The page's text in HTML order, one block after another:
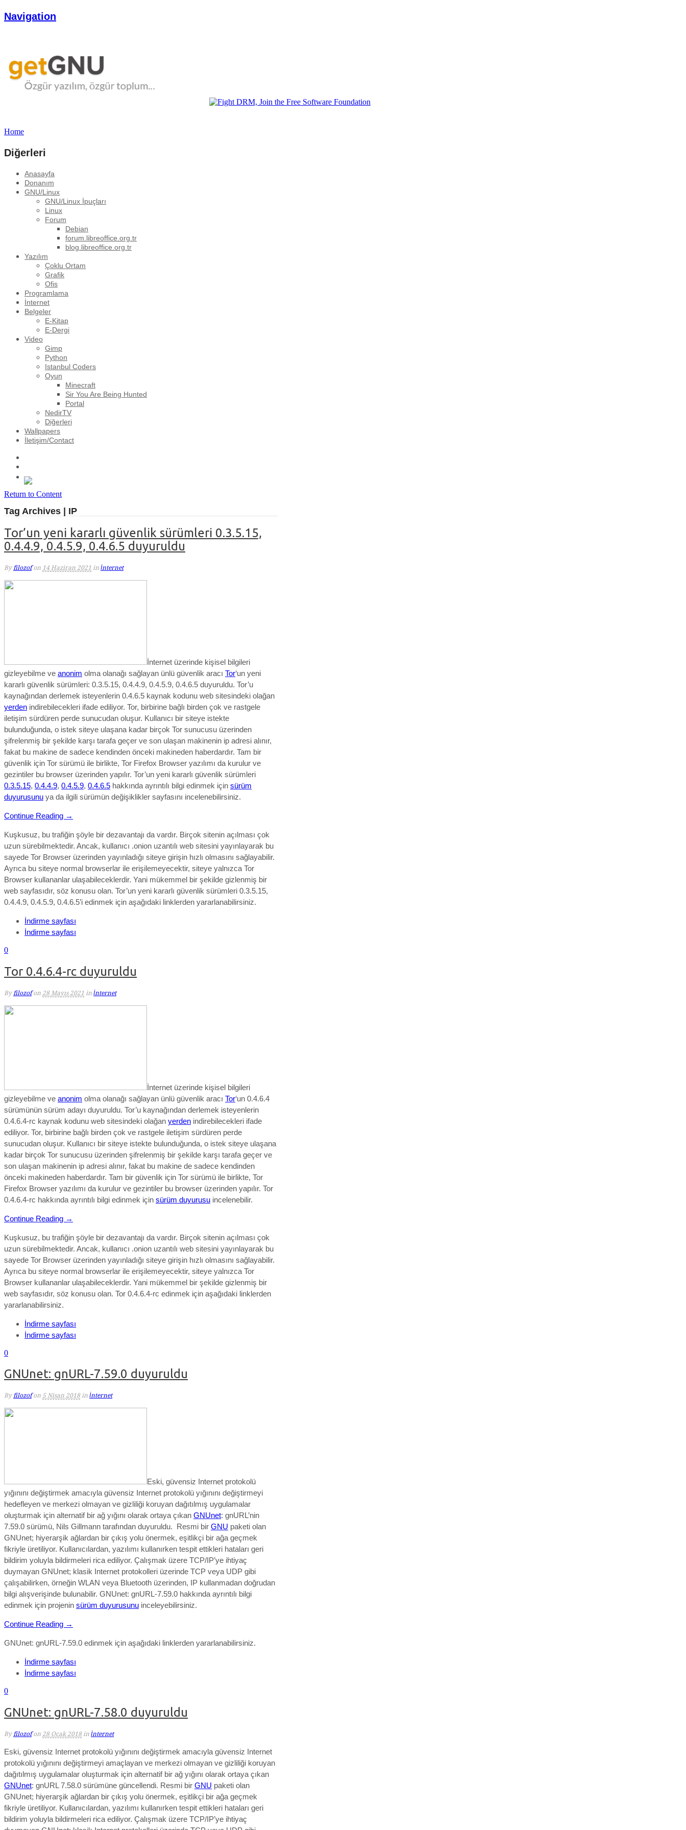
Navigation
Home
Diğerleri
Anasayfa
Donanım
GNU/Linux
GNU/Linux İpuçları
Linux
Forum
Debian
forum.libreoffice.org.tr
blog.libreoffice.org.tr
Yazılım
Çoklu Ortam
Grafik
Ofis
Programlama
İnternet
Belgeler
E-Kitap
E-Dergi
Video
Gimp
Python
Istanbul Coders
Oyun
Minecraft
Sir You Are Being Hunted
Portal
NedirTV
Diğerleri
Wallpapers
İletişim/Contact
Return to Content
Tag Archives | IP
Tor’un yeni kararlı güvenlik sürümleri 0.3.5.15,
0.4.4.9, 0.4.5.9, 0.4.6.5 duyuruldu
By filozof on 14 Haziran 2021 in İnternet
İnternet üzerinde kişisel bilgileri
gizleyebilme ve anonim olma olanağı sağlayan ünlü güvenlik aracı Tor‘un yeni
kararlı güvenlik sürümleri: 0.3.5.15, 0.4.4.9, 0.4.5.9, 0.4.6.5 duyuruldu. Tor’u
kaynağından derlemek isteyenlerin 0.4.6.5 kaynak kodunu web sitesindeki olağan
yerden indirebilecekleri ifade ediliyor. Tor, birbirine bağlı birden çok ve rastgele
iletişim sürdüren perde sunucudan oluşur. Kullanıcı bir siteye istekte
bulunduğunda, o istek siteye ulaşana kadar birçok Tor sunucusu üzerinden
şifrelenmiş bir şekilde karşı tarafa geçer ve son ulaşan makinenin ip adresi alınır,
fakat bu makine de sadece kendinden önceki makineden haberdardır. Tam bir
güvenlik için Tor sürümü ile birlikte, Tor Firefox Browser yazılımı da kurulur ve
gezintiler bu browser üzerinden yapılır. Tor’un yeni kararlı güvenlik sürümleri
0.3.5.15, 0.4.4.9, 0.4.5.9, 0.4.6.5 hakkında ayrıntılı bilgi edinmek için sürüm
duyurusunu ya da ilgili sürümün değişiklikler sayfasını incelenebilirsiniz.
Continue Reading →
Kuşkusuz, bu trafiğin şöyle bir dezavantajı da vardır. Birçok sitenin açılması çok
uzun sürebilmektedir. Ancak, kullanıcı .onion uzantılı web sitesini yayınlayarak bu
sayede Tor Browser üzerinden yayınladığı siteye girişin hızlı olmasını sağlayabilir.
Ayrıca bu siteye normal browserlar ile erişilemeyecektir, siteye yalnızca Tor
Browser kullananlar ulaşabileceklerdir. Yani mükemmel bir şekilde gizlenmiş bir
web sayfasıdır, söz konusu olan. Tor’un yeni kararlı güvenlik sürümleri 0.3.5.15,
0.4.4.9, 0.4.5.9, 0.4.6.5’i edinmek için aşağıdaki linklerden yararlanabilirsiniz.
İndirme sayfası
İndirme sayfası
0
Tor 0.4.6.4-rc duyuruldu
By filozof on 28 Mayıs 2021 in İnternet
İnternet üzerinde kişisel bilgileri
gizleyebilme ve anonim olma olanağı sağlayan ünlü güvenlik aracı Tor‘un 0.4.6.4
sürümünün sürüm adayı duyuruldu. Tor’u kaynağından derlemek isteyenlerin
0.4.6.4-rc kaynak kodunu web sitesindeki olağan yerden indirebilecekleri ifade
ediliyor. Tor, birbirine bağlı birden çok ve rastgele iletişim sürdüren perde
sunucudan oluşur. Kullanıcı bir siteye istekte bulunduğunda, o istek siteye ulaşana
kadar birçok Tor sunucusu üzerinden şifrelenmiş bir şekilde karşı tarafa geçer ve
son ulaşan makinenin ip adresi alınır, fakat bu makine de sadece kendinden
önceki makineden haberdardır. Tam bir güvenlik için Tor sürümü ile birlikte, Tor
Firefox Browser yazılımı da kurulur ve gezintiler bu browser üzerinden yapılır. Tor
0.4.6.4-rc hakkında ayrıntılı bilgi edinmek için sürüm duyurusu incelenebilir.
Continue Reading →
Kuşkusuz, bu trafiğin şöyle bir dezavantajı da vardır. Birçok sitenin açılması çok
uzun sürebilmektedir. Ancak, kullanıcı .onion uzantılı web sitesini yayınlayarak bu
sayede Tor Browser üzerinden yayınladığı siteye girişin hızlı olmasını sağlayabilir.
Ayrıca bu siteye normal browserlar ile erişilemeyecektir, siteye yalnızca Tor
Browser kullananlar ulaşabileceklerdir. Yani mükemmel bir şekilde gizlenmiş bir
web sayfasıdır, söz konusu olan. Tor 0.4.6.4-rc edinmek için aşağıdaki linklerden
yararlanabilirsiniz.
İndirme sayfası
İndirme sayfası
0
GNUnet: gnURL-7.59.0 duyuruldu
By filozof on 5 Nisan 2018 in İnternet
Eski, güvensiz Internet protokolü
yığınını değiştirmek amacıyla güvensiz Internet protokolü yığınını değiştirmeyi
hedefleyen ve merkezi olmayan ve gizliliği koruyan dağıtılmış uygulamalar
oluşturmak için alternatif bir ağ yığını olarak ortaya çıkan GNUnet: gnURL’nin
7.59.0 sürümü, Nils Gillmann tarafından duyuruldu. Resmi bir GNU paketi olan
GNUnet; hiyerarşik ağlardan bir çıkış yolu önermek, eşitlikçi bir ağa geçmek
fikriyle üretiliyor. Kullanıcılardan, yazılımı kullanırken tespit ettikleri hataları geri
bildirim yoluyla bildirmeleri rica ediliyor. Çalışmak üzere TCP/IP’ye ihtiyaç
duymayan GNUnet; klasik Internet protokolleri üzerinde TCP veya UDP gibi
çalışabilirken, örneğin WLAN veya Bluetooth üzerinden, IP kullanmadan doğrudan
bilgi alışverişinde bulunabilir. GNUnet: gnURL-7.59.0 hakkında ayrıntılı bilgi
edinmek için projenin sürüm duyurusunu inceleyebilirsiniz.
Continue Reading →
GNUnet: gnURL-7.59.0 edinmek için aşağıdaki linklerden yararlanabilirsiniz.
İndirme sayfası
İndirme sayfası
0
GNUnet: gnURL-7.58.0 duyuruldu
By filozof on 28 Ocak 2018 in İnternet
Eski, güvensiz Internet protokolü yığınını değiştirmek amacıyla güvensiz Internet
protokolü yığınını değiştirmeyi amaçlayan ve merkezi olmayan ve gizliliği koruyan
dağıtılmış uygulamalar oluşturmak için alternatif bir ağ yığını olarak ortaya çıkan
GNUnet: gnURL 7.58.0 sürümüne güncellendi. Resmi bir GNU paketi olan
GNUnet; hiyerarşik ağlardan bir çıkış yolu önermek, eşitlikçi bir ağa geçmek
fikriyle üretiliyor. Kullanıcılardan, yazılımı kullanırken tespit ettikleri hataları geri
bildirim yoluyla bildirmeleri rica ediliyor. Çalışmak üzere TCP/IP’ye ihtiyaç